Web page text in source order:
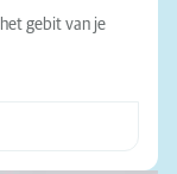
gebit van je